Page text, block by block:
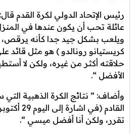
رئيس الإتحاد الدولي لكرة القدم
عائلة تحب أن يكون عندها في
ويلعب بشكل جيد جدا كأنه يرقص،
كريستيانو رونالدو ) هو مثل قائد
حلاقته أكثر من غيره، ولكن لا
الأفضل “.
وأضاف: ” نتائج الكرة الذهبية التي
القادم (في
تقرر، ولكن أنا أفضل ميسي “.